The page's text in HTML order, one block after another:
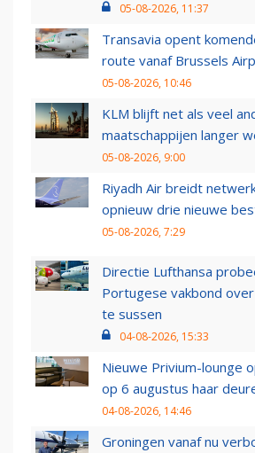
05-08-2026, 11:37
Transavia opent
route vanaf Brussels
05-08-2026, 10:46
KLM blijft net als veel
maatschappijen langer
05-08-2026, 9:00
Riyadh Air breidt
opnieuw drie nieuwe
05-08-2026, 7:29
Directie Lufthansa
Portugese vakbond
te sussen
04-08-2026, 15:33
Nieuwe Privium-lounge
op 6 augustus haar
04-08-2026, 14:46
Groningen vanaf nu